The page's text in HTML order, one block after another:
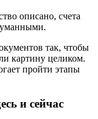
описано, счета
так, чтобы
картину целиком.
пройти этапы
и сейчас